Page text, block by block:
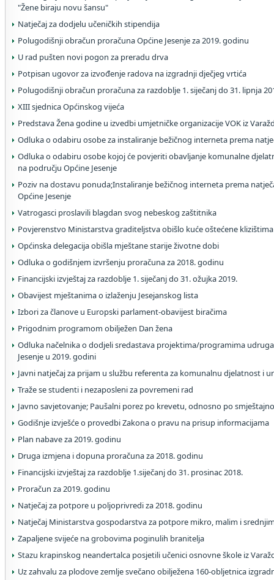
"Žene biraju novu šansu"
Natječaj za dodjelu učeničkih stipendija
Polugodišnji obračun proračuna Općine Jesenje za 2019. godinu
U rad pušten novi pogon za preradu drva
Potpisan ugovor za izvođenje radova na izgradnji dječjeg vrtića
Polugodišnji obračun proračuna za razdoblje 1. siječanj do 31. lipnja
XIII sjednica Općinskog vijeća
Predstava Žena godine u izvedbi umjetničke organizacije VOK iz
Odluka o odabiru osobe za instaliranje bežičnog interneta prema
Odluka o odabiru osobe kojoj će povjeriti obavljanje komunalne
na području Općine Jesenje
Poziv na dostavu ponuda;Instaliranje bežičnog interneta prema
Općine Jesenje
Vatrogasci proslavili blagdan svog nebeskog zaštitnika
Povjerenstvo Ministarstva graditeljstva obišlo kuće oštećene klizištima
Općinska delegacija obišla mještane starije životne dobi
Odluka o godišnjem izvršenju proračuna za 2018. godinu
Financijski izvještaj za razdoblje 1. siječanj do 31. ožujka 2019.
Obavijest mještanima o izlaženju Jesejanskog lista
Izbori za članove u Europski parlament-obavijest biračima
Prigodnim programom obilježen Dan žena
Odluka načelnika o dodjeli sredastava projektima/programima
Jesenje u 2019. godini
Javni natječaj za prijam u službu referenta za komunalnu djelatnost i
Traže se studenti i nezaposleni za povremeni rad
Javno savjetovanje; Paušalni porez po krevetu, odnosno po
Godišnje izvješće o provedbi Zakona o pravu na prisup informacijama
Plan nabave za 2019. godinu
Druga izmjena i dopuna proračuna za 2018. godinu
Financijski izvještaj za razdoblje 1.siječanj do 31. prosinac 2018.
Proračun za 2019. godinu
Natječaj za potpore u poljoprivredi za 2018. godinu
Natječaj Ministarstva gospodarstva za potpore mikro, malim i
Zapaljene svijeće na grobovima poginulih branitelja
Stazu krapinskog neandertalca posjetili učenici osnovne škole iz
Uz zahvalu za plodove zemlje svečano obilježena 160-obljetnica